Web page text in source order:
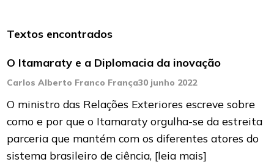
Textos encontrados
O Itamaraty e a Diplomacia da inovação
Carlos Alberto Franco França30 junho 2022
O ministro das Relações Exteriores escreve sobre
como e por que o Itamaraty orgulha-se da estreita
parceria que mantém com os diferentes atores do
sistema brasileiro de ciência, [leia mais]